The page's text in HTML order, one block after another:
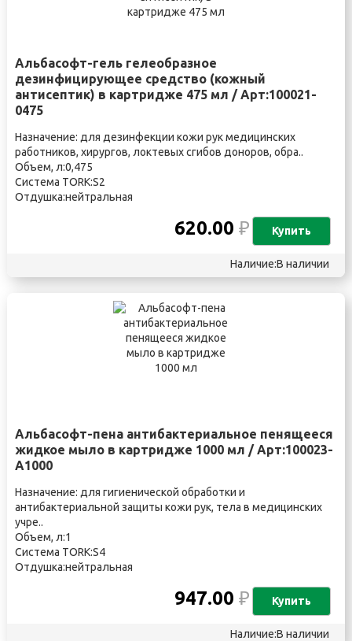
Альбасофт-гель гелеобразное
дезинфицирующее средство (кожный
антисептик) в картридже 475 мл / Арт:100021-
0475
Назначение: для дезинфекции кожи рук медицинских
работников, хирургов, локтевых сгибов доноров, обра..
Объем, л:0,475
Система TORK:S2
Отдушка:нейтральная
620.00₽ Купить
Наличие:В наличии
Альбасофт-пена антибактериальное пенящееся
жидкое мыло в картридже 1000 мл / Арт:100023-
А1000
Назначение: для гигиенической обработки и
антибактериальной защиты кожи рук, тела в медицинских
учре..
Объем, л:1
Система TORK:S4
Отдушка:нейтральная
947.00₽ Купить
Наличие:В наличии